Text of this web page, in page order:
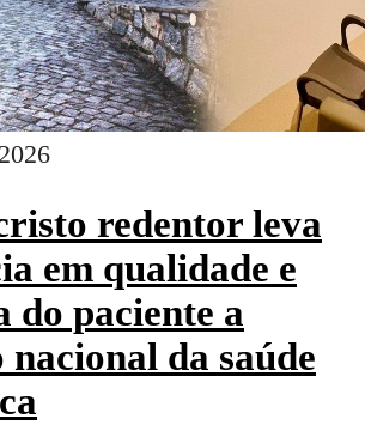
redentor leva
em qualidade e
do paciente a
nacional da saúde